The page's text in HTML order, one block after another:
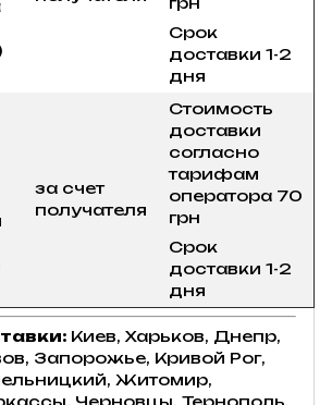
Срок
доставки 1-2
дня
за счет
получателя
Стоимость
доставки
согласно
тарифам
оператора 70
грн
Срок
доставки 1-2
дня
Киев, Харьков, Днепр,
Запорожье, Кривой Рог,
Житомир,
Черновцы, Тернополь,